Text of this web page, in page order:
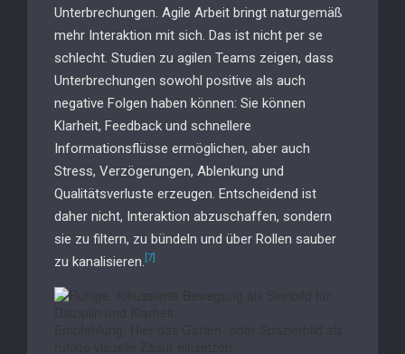
Unterbrechungen. Agile Arbeit bringt naturgemäß
mehr Interaktion mit sich. Das ist nicht per se
schlecht. Studien zu agilen Teams zeigen, dass
Unterbrechungen sowohl positive als auch
negative Folgen haben können: Sie können
Klarheit, Feedback und schnellere
Informationsflüsse ermöglichen, aber auch
Stress, Verzögerungen, Ablenkung und
Qualitätsverluste erzeugen. Entscheidend ist
daher nicht, Interaktion abzuschaffen, sondern
sie zu filtern, zu bündeln und über Rollen sauber
zu kanalisieren. [7]